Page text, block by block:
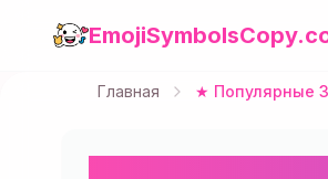
Главная ★ Популярные